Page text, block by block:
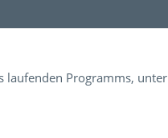
laufenden Programms, unter